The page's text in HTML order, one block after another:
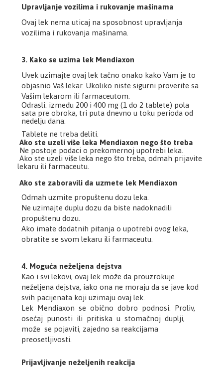
Upravljanje vozilima i rukovanje mašinama
Ovaj lek nema uticaj na sposobnost upravljanja
vozilima i rukovanja mašinama.
3. Kako se uzima lek Mendiaxon
Uvek uzimajte ovaj lek tačno onako kako Vam je to
objasnio Vaš lekar. Ukoliko niste sigurni proverite sa
Vašim lekarom ili farmaceutom.
Odrasli: između 200 i 400 mg (1 do 2 tablete) pola
sata pre obroka, tri puta dnevno u toku perioda od
nedelju dana.
Tablete ne treba deliti.
Ako ste uzeli više leka Mendiaxon nego što treba
Ne postoje podaci o prekomernoj upotrebi leka.
Ako ste uzeli više leka nego što treba, odmah prijavite
lekaru ili farmaceutu.
Ako ste zaboravili da uzmete lek Mendiaxon
Odmah uzmite propuštenu dozu leka.
Ne uzimajte duplu dozu da biste nadoknadili
propuštenu dozu.
Ako imate dodatnih pitanja o upotrebi ovog leka,
obratite se svom lekaru ili farmaceutu.
4. Moguća neželjena dejstva
Kao i svi lekovi, ovaj lek može da prouzrokuje
neželjena dejstva, iako ona ne moraju da se jave kod
svih pacijenata koji uzimaju ovaj lek.
Lek Mendiaxon se obično dobro podnosi. Proliv,
osećaj punosti ili pritiska u stomačnoj duplji,
može se pojaviti, zajedno sa reakcijama
preosetljivosti.
Prijavljivanje neželjenih reakcija